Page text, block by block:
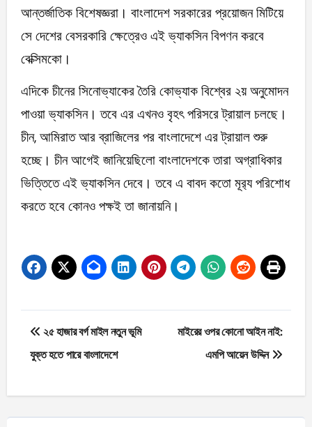
আন্তর্জাতিক বিশেষজ্ঞরা। বাংলাদেশ সরকারের প্রয়োজন মিটিয়ে
সে দেশের বেসরকারি ক্ষেত্রেও এই ভ্যাকসিন বিপণন করবে
বেক্সিমকো।
এদিকে চীনের সিনোভ্যাকের তৈরি কোভ্যাক বিশ্বের ২য় অনুমোদন
পাওয়া ভ্যাকসিন। তবে এর এখনও বৃহৎ পরিসরে ট্রায়াল চলছে।
চীন, আমিরাত আর ব্রাজিলের পর বাংলাদেশে এর ট্রায়াল শুরু
হচ্ছে। চীন আগেই জানিয়েছিলো বাংলাদেশকে তারা অগ্রাধিকার
ভিত্তিতে এই ভ্যাকসিন দেবে। তবে এ বাবদ কতো মূর‌্য পরিশোধ
করতে হবে কোনও পক্ষই তা জানায়নি।
Post
navigation
২৫ হাজার বর্গ মাইল নতুন ভূমি
যুক্ত হতে পারে বাংলাদেশে
মাইরের ওপর কোনো আইন নাই:
এমপি আয়েন উদ্দিন